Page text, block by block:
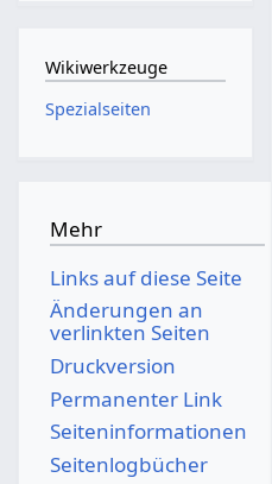
Wikiwerkzeuge
Spezialseiten
Mehr
Links auf diese Seite
Änderungen an
verlinkten Seiten
Druckversion
Permanenter Link
Seiten­­informationen
Seitenlogbücher